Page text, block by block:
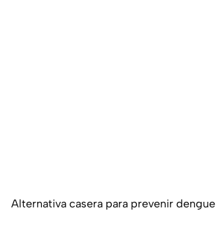
Alternativa casera para prevenir dengue